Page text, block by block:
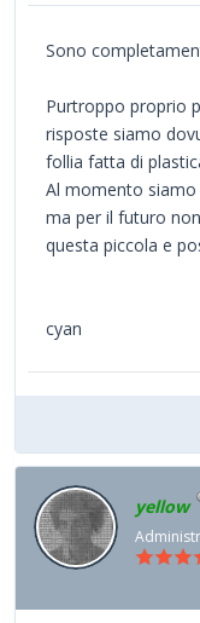
Sono
Purtroppo proprio
risposte siamo
follia fatta di
Al momento siamo
ma per il futuro
questa piccola e
cyan
yellow